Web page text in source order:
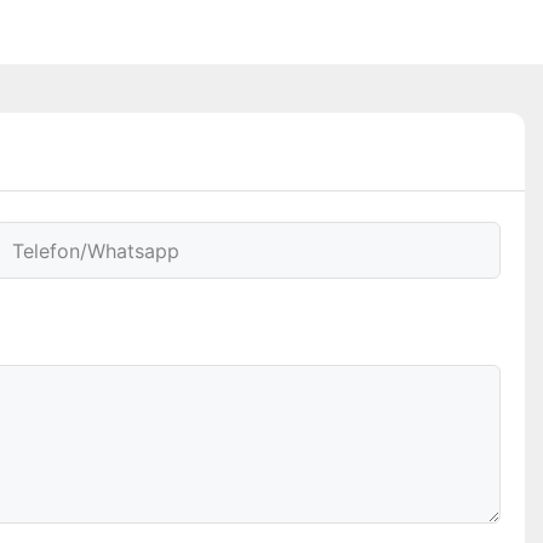
Telefon/whatsapp